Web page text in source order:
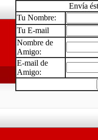
Envía
Tu Nombre:
Tu E-mail
Nombre de
Amigo:
E-mail de
Amigo: